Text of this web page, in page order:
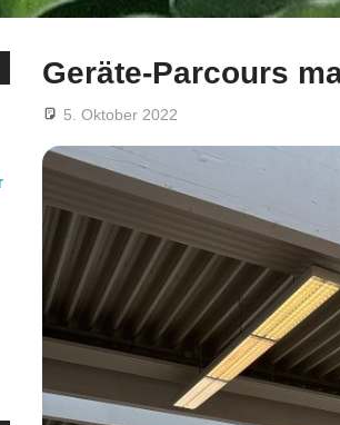
Geräte-Parcours
5. Oktober 2022